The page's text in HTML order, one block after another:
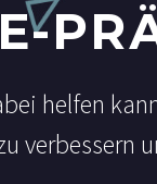
helfen
verbessern